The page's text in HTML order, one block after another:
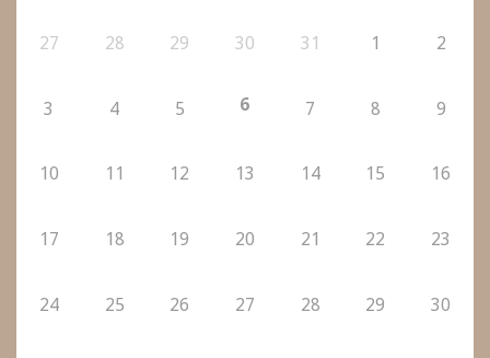
27 28 29 30 31 1 2
3 4 5 6 7 8 9
10 11 12 13 14 15 16
17 18 19 20 21 22 23
24 25 26 27 28 29 30